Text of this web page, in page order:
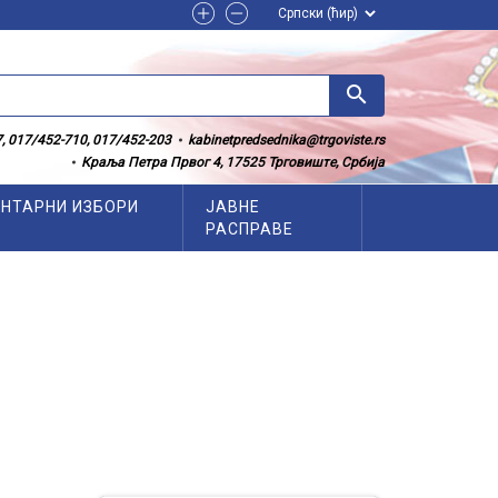
search
017/452-710, 017/452-203
kabinetpredsednika@trgoviste.rs
Краља Петра Првог 4, 17525 Трговиште, Србија
ИЗБОРИ
ЈАВНЕ
РАСПРАВЕ